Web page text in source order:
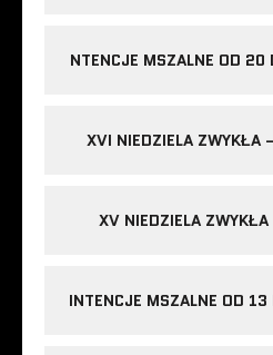
NTENCJE MSZALNE OD
XVI NIEDZIELA ZWYKŁA
XV NIEDZIELA
INTENCJE MSZALNE OD